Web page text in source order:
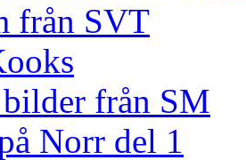
från SVT
från SM
Norr del 1